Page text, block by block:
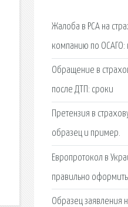
Жалоба в РСА на
компанию по ОСАГО:
Обращение в
после ДТП: сроки
Претензия в
образец и пример.
Европротокол в
правильно
Образец заявления